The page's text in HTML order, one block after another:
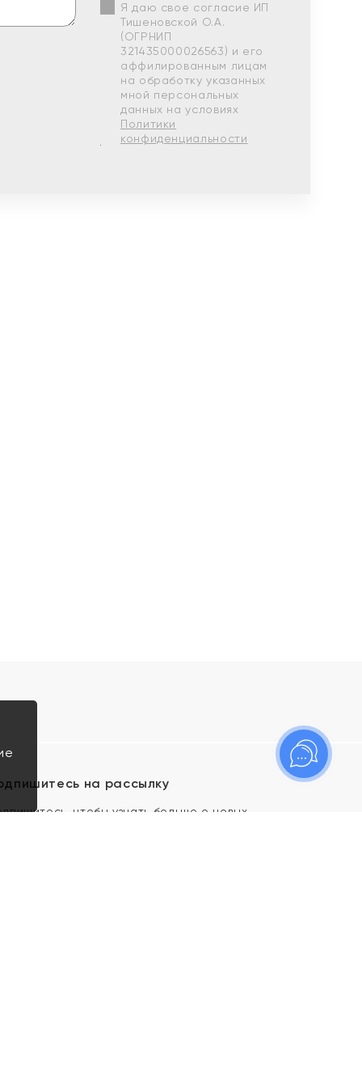
Я даю свое согласие ИП
Тишеновской О.А.
(ОГРНИП
321435000026563) и его
аффилированным лицам
на обработку указанных
мной персональных
данных на условиях
Политики
конфиденциальности
на рассылку
чтобы узнать больше о новых